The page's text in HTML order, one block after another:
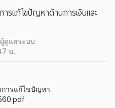
รแก้ไขปัญหาด้านการเงินและ
ดูแลระบบ
น.
การแก้ไขปัญหา